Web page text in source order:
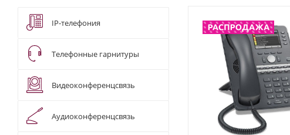
IP-телефония
Телефонные гарнитуры
Видеоконференцсвязь
Аудиоконференцсвязь